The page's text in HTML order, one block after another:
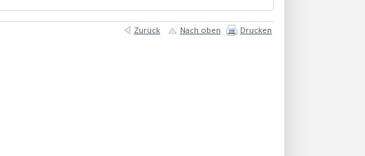
Zurück Nach oben Drucken